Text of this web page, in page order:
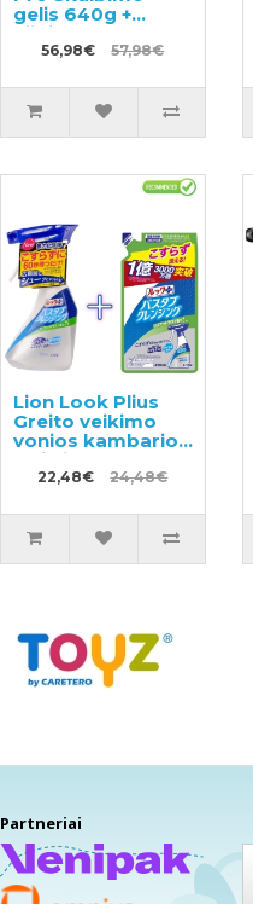
gelis 640g +
užpildas 1400g
56,98€ 57,98€
Lion Look Plius
Greito veikimo
vonios kambario
valiklis su
citrusiniu kvapu
450ml
22,48€ 24,48€
Partneriai